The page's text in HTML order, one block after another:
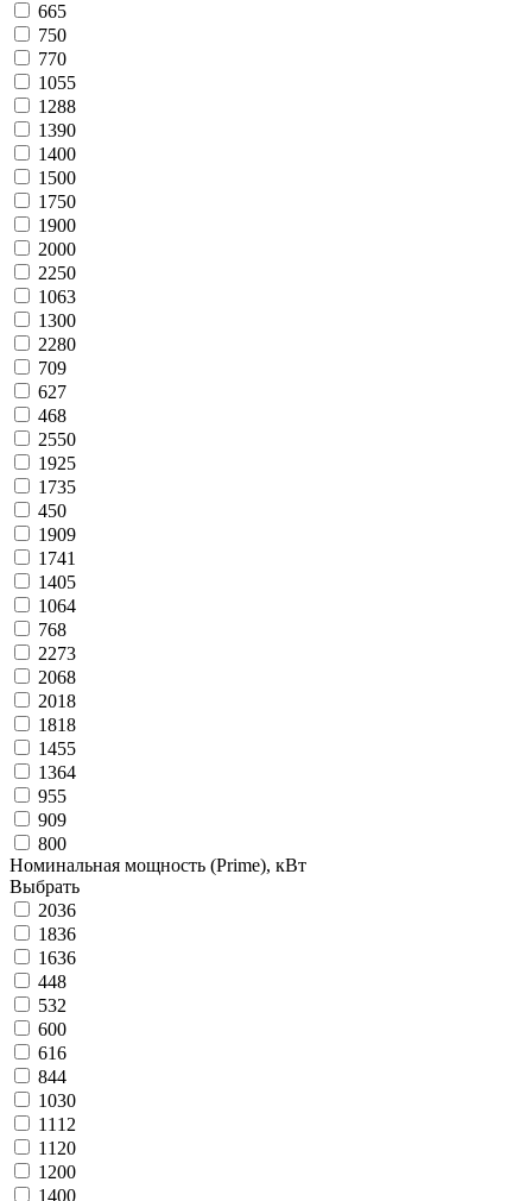
665
750
770
1055
1288
1390
1400
1500
1750
1900
2000
2250
1063
1300
2280
709
627
468
2550
1925
1735
450
1909
1741
1405
1064
768
2273
2068
2018
1818
1455
1364
955
909
800
Номинальная мощность (Prime), кВт
Выбрать
2036
1836
1636
448
532
600
616
844
1030
1112
1120
1200
1400